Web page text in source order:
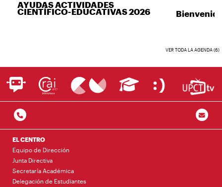
AYUDAS ACTIVIDADES
CIENTÍFICO-EDUCATIVAS 2026
VER TODA LA AGENDA (6)
EL CENTRO
Equipo de Dirección
Junta Directiva
Secretaría Académica
Delegación de Estudiantes